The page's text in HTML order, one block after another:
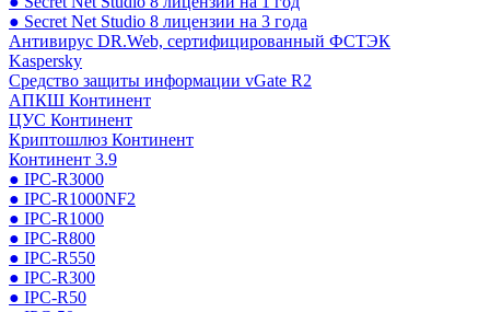
● Secret Net Studio 8 лицензии на 3 года
Антивирус DR.Web, сертифицированный ФСТЭК
Kaspersky
Средство защиты информации vGate R2
АПКШ Континент
ЦУС Континент
Криптошлюз Континент
Континент 3.9
● IPC-R3000
● IPC-R1000NF2
● IPC-R1000
● IPC-R800
● IPC-R550
● IPC-R300
● IPC-R50